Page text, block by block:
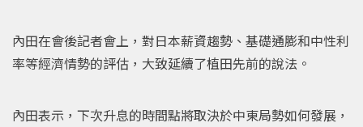
內田在會後記者會上，對日本薪資趨勢、基礎通膨和中性利
率等經濟情勢的評估，大致延續了植田先前的說法。
內田表示，下次升息的時間點將取決於中東局勢如何發展，